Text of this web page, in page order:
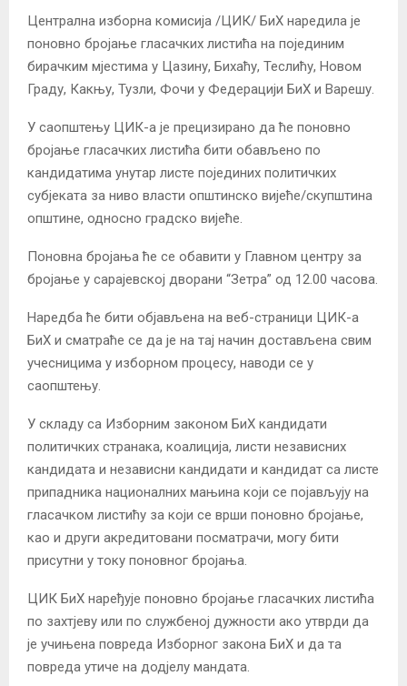
Централна изборна комисија /ЦИК/ БиХ наредила је
поновно бројање гласачких листића на појединим
бирачким мјестима у Цазину, Бихаћу, Теслићу, Новом
Граду, Какњу, Тузли, Фочи у Федерацији БиХ и Варешу.
У саопштењу ЦИК-а је прецизирано да ће поновно
бројање гласачких листића бити обављено по
кандидатима унутар листе појединих политичких
субјеката за ниво власти општинско вијеће/скупштина
општине, односно градско вијеће.
Поновна бројања ће се обавити у Главном центру за
бројање у сарајевској дворани “Зетра” од 12.00 часова.
Наредба ће бити објављена на веб-страници ЦИК-а
БиХ и сматраће се да је на тај начин достављена свим
учесницима у изборном процесу, наводи се у
саопштењу.
У складу са Изборним законом БиХ кандидати
политичких странака, коалиција, листи независних
кандидата и независни кандидати и кандидат са листе
припадника националних мањина који се појављују на
гласачком листићу за који се врши поновно бројање,
као и други акредитовани посматрачи, могу бити
присутни у току поновног бројања.
ЦИК БиХ наређује поновно бројање гласачких листића
по захтјеву или по службеној дужности ако утврди да
је учињена повреда Изборног закона БиХ и да та
повреда утиче на додјелу мандата.